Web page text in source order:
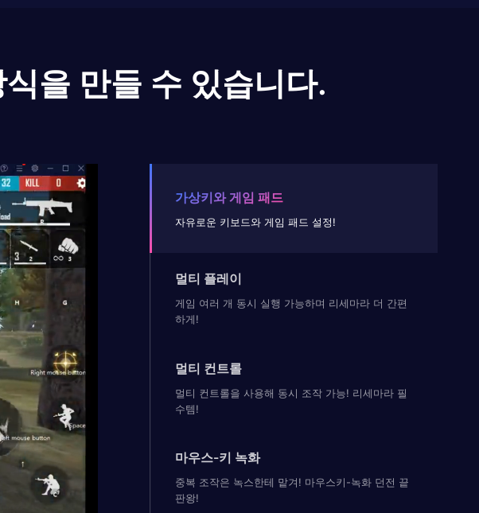
을 만들 수 있습니다.
가상키와 게임 패드
자유로운 키보드와 게임 패드 설정!
멀티 플레이
게임 여러 개 동시 실행 가능하며 리세마라 더 간편
하게!
멀티 컨트롤
멀티 컨트롤을 사용해 동시 조작 가능! 리세마라 필
수템!
마우스-키 녹화
중복 조작은 녹스한테 맡겨! 마우스키-녹화 던전 끝
판왕!